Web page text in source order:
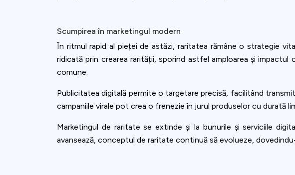
Scumpirea în marketingul modern
În ritmul rapid al pieței de astăzi, raritatea rămâne o strategie
ridicată prin crearea rarității, sporind astfel amploarea și
comune.
Publicitatea digitală permite o targetare precisă, facilitând
campaniile virale pot crea o frenezie în jurul produselor cu durată
Marketingul de raritate se extinde și la bunurile și serviciile
avansează, conceptul de raritate continuă să evolueze,